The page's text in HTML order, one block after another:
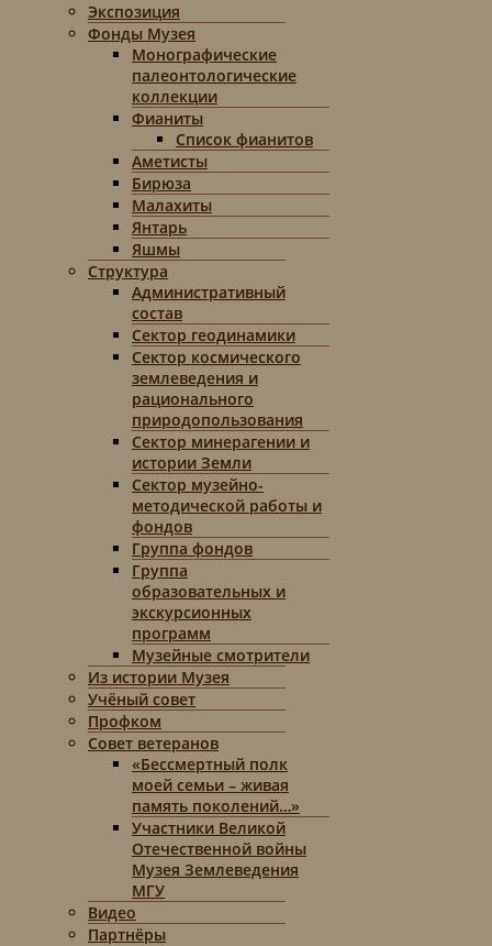
Экспозиция
Фонды Музея
Монографические
палеонтологические
коллекции
Фианиты
Список фианитов
Аметисты
Бирюза
Малахиты
Янтарь
Яшмы
Структура
Административный
состав
Сектор геодинамики
Сектор космического
землеведения и
рационального
природопользования
Сектор минерагении и
истории Земли
Сектор музейно-
методической работы и
фондов
Группа фондов
Группа
образовательных и
экскурсионных
программ
Музейные смотрители
Из истории Музея
Учёный совет
Профком
Совет ветеранов
«Бессмертный полк
моей семьи – живая
память поколений…»
Участники Великой
Отечественной войны
Музея Землеведения
МГУ
Видео
Партнёры